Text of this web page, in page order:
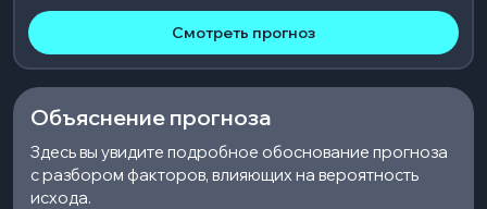
Смотреть прогноз
Объяснение прогноза
Здесь вы увидите подробное обоснование прогноза
с разбором факторов, влияющих на вероятность
исхода.